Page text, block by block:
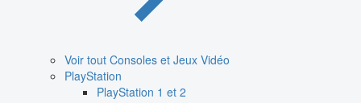
Voir tout Consoles et Jeux Vidéo
PlayStation
PlayStation 1 et 2